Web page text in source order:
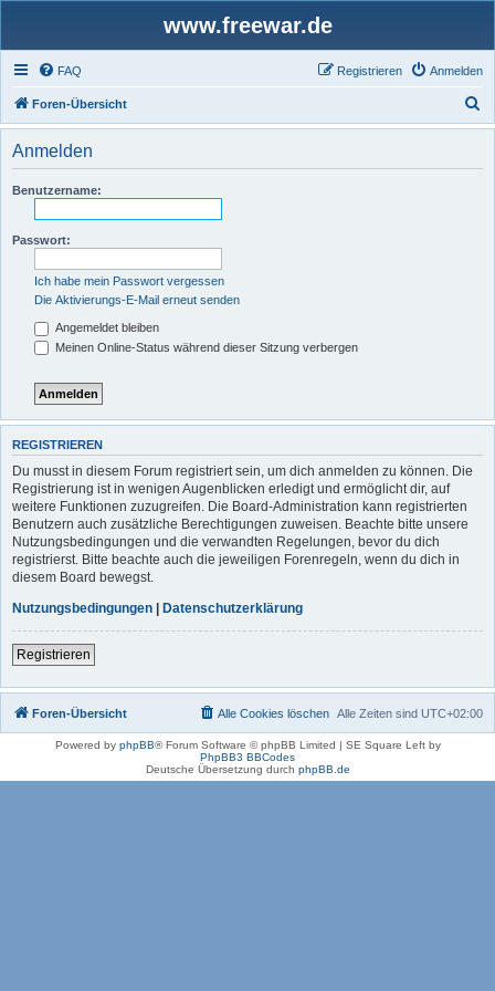
www.freewar.de
FAQ Anmelden
Registrieren
Foren-Übersicht
u
Anmelden
Benutzername:
Passwort:
Ich habe mein Passwort vergessen
Die Aktivierungs-E-Mail erneut senden
Angemeldet bleiben
Meinen Online-Status während dieser Sitzung verbergen
REGISTRIEREN
Du musst in diesem Forum registriert sein, um dich anmelden zu können. Die
Registrierung ist in wenigen Augenblicken erledigt und ermöglicht dir, auf
weitere Funktionen zuzugreifen. Die Board-Administration kann registrierten
Benutzern auch zusätzliche Berechtigungen zuweisen. Beachte bitte unsere
Nutzungsbedingungen und die verwandten Regelungen, bevor du dich
registrierst. Bitte beachte auch die jeweiligen Forenregeln, wenn du dich in
diesem Board bewegst.
Nutzungsbedingungen | Datenschutzerklärung
Registrieren
Foren-Übersicht Alle Zeiten sind UTC+02:00
Alle Cookies löschen
Powered by phpBB® Forum Software © phpBB Limited | SE Square Left by
PhpBB3 BBCodes
Deutsche Übersetzung durch phpBB.de